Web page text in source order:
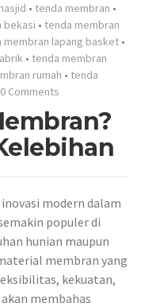
• tenda membran •
bekasi • tenda membran
membran lapang basket •
• tenda membran
rumah • tenda
0 Comments
modern dalam
populer di
hunian maupun
membran yang
kekuatan,
membahas